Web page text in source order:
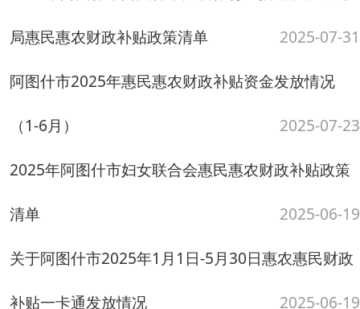
2025年阿图什市总工会惠民惠农财政补贴政策清单
阿图什市2025年1月1日-3月31日惠民惠农财政补贴
资金发放情况 2025-04-03
阿图什市2025年1月1日-2月10日惠民惠农财政补贴
资金发放情况 2025-02-10